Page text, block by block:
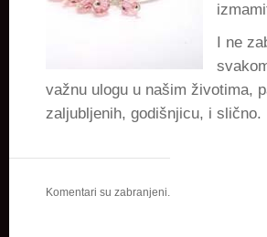
I ne
važnu ulogu u našim životima,
zaljubljenih, godišnjicu, i slično.
Komentari su zabranjeni.